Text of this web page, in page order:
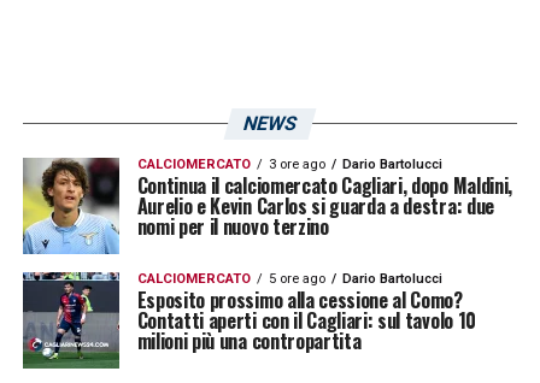
NEWS
CALCIOMERCATO 3 ore ago Dario Bartolucci
Continua il calciomercato Cagliari, dopo Maldini,
Aurelio e Kevin Carlos si guarda a destra: due
nomi per il nuovo terzino
CALCIOMERCATO 5 ore ago Dario Bartolucci
Esposito prossimo alla cessione al Como?
Contatti aperti con il Cagliari: sul tavolo 10
milioni più una contropartita